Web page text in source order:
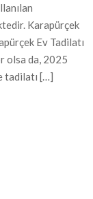
Karapürçek
Ev Tadilatı
olsa da, 2025
tadilatı […]